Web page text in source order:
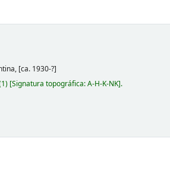
[ca. 1930-?]
Signatura topográfica:A-H-K-NK .